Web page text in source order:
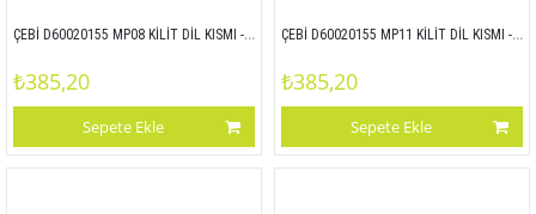
ÇEBİ D60020155 MP08 KİLİT DİL KISMI - ZAMAK ALIN
₺385,20
Sepete Ekle
ÇEBİ D60020155 MP11 KİLİT DİL KISMI - ZAMAK ALIN
₺385,20
Sepete Ekle